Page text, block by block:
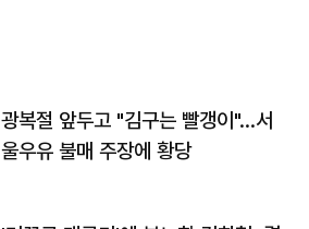
광복절 앞두고 "김구는 빨갱이"…서
울우유 불매 주장에 황당